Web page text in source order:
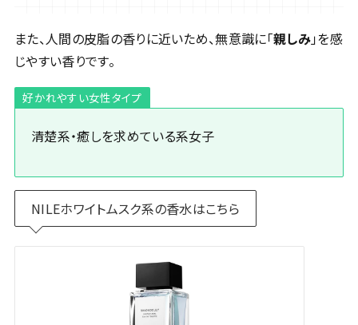
また、人間の皮脂の香りに近いため、無意識に「親しみ」を感
じやすい香りです。
好かれやすい女性タイプ
清楚系・癒しを求めている系女子
NILEホワイトムスク系の香水はこちら